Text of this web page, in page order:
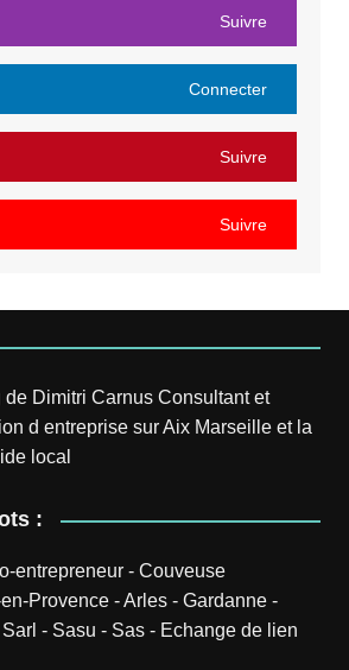
Suivre
Connecter
Suivre
Suivre
de Dimitri CarnusConsultant et
d entreprise sur Aix Marseille et la
local
:
entrepreneur- Couveuse
Provence-Arles- Gardanne-
Sarl - Sasu - Sas- Echange de lien